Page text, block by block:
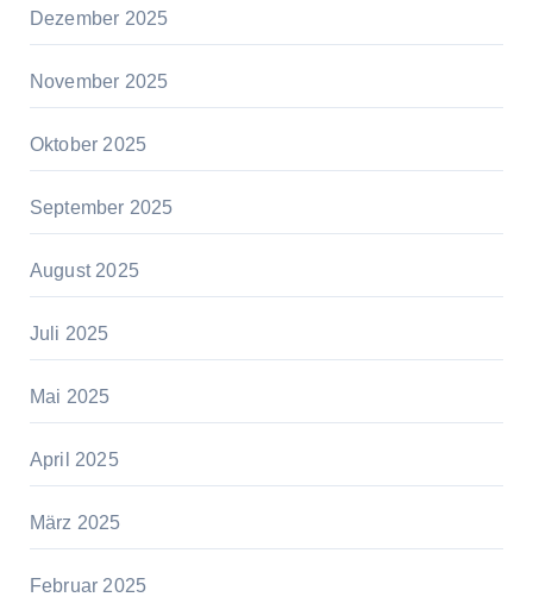
Dezember 2025
November 2025
Oktober 2025
September 2025
August 2025
Juli 2025
Mai 2025
April 2025
März 2025
Februar 2025